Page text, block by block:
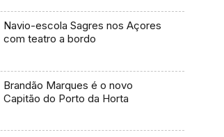
Navio-escola Sagres nos Açores
com teatro a bordo
Brandão Marques é o novo
Capitão do Porto da Horta